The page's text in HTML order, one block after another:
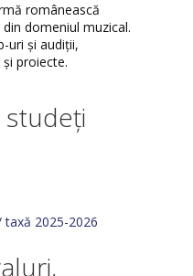
românească
domeniul muzical.
uri și audiții,
proiecte.
2025-2026